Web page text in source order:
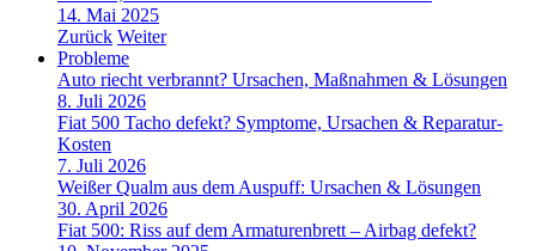
14. Mai 2025
Zurück Weiter
Probleme
Auto riecht verbrannt? Ursachen, Maßnahmen & Lösungen
8. Juli 2026
Fiat 500 Tacho defekt? Symptome, Ursachen & Reparatur-
Kosten
7. Juli 2026
Weißer Qualm aus dem Auspuff: Ursachen & Lösungen
30. April 2026
Fiat 500: Riss auf dem Armaturenbrett – Airbag defekt?